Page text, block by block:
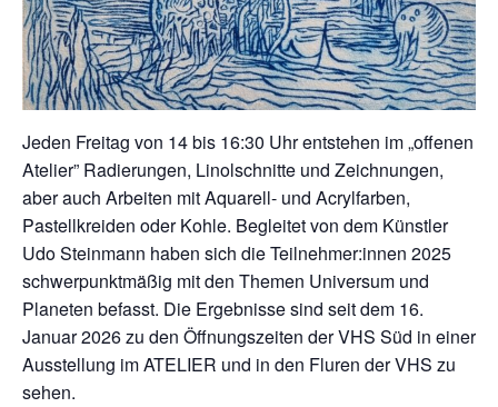
Jeden Freitag von 14 bis 16:30 Uhr entstehen im „offenen
Atelier” Radierungen, Linolschnitte und Zeichnungen,
aber auch Arbeiten mit Aquarell- und Acrylfarben,
Pastellkreiden oder Kohle. Begleitet von dem Künstler
Udo Steinmann haben sich die Teilnehmer:innen 2025
schwerpunktmäßig mit den Themen Universum und
Planeten befasst. Die Ergebnisse sind seit dem 16.
Januar 2026 zu den Öffnungszeiten der VHS Süd in einer
Ausstellung im ATELIER und in den Fluren der VHS zu
sehen.